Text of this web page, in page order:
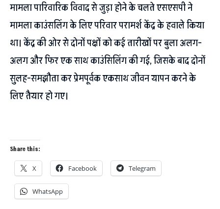
मामला पारिवारिक विवाद से जुड़ा होने के चलते एसएसपी ने
मामला काउंसलिंग के लिए परिवार परामर्श केंद्र के हवाले किया
था। केंद्र की ओर से दोनों पक्षों को कई तारीखों पर बुला अलग-
अलग और फिर एक साथ काउंसिलिंग की गई, जिसके बाद दोनों
सुलह-समझौता कर प्रेमपूर्वक एकसाथ जीवन यापन करने के
लिए तैयार हो गए।
Share this:
X Facebook Telegram
WhatsApp